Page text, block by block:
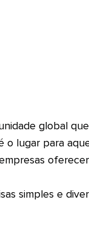
global
o lugar para
simples e